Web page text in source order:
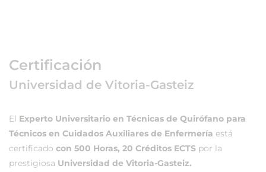
Certificación
Universidad de Vitoria-Gasteiz
El Experto Universitario en Técnicas de Quirófano para
Técnicos en Cuidados Auxiliares de Enfermería está
certificado con 500 Horas, 20 Créditos ECTS por la
prestigiosa Universidad de Vitoria-Gasteiz.